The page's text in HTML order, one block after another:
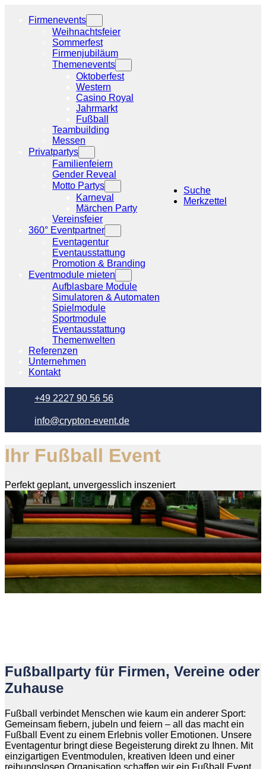
Firmenevents
Weihnachtsfeier
Sommerfest
Firmenjubiläum
Themenevents
Oktoberfest
Western
Casino Royal
Jahrmarkt
Fußball
Teambuilding
Messen
Privatpartys
Familienfeiern
Gender Reveal
Motto Partys
Karneval
Märchen Party
Vereinsfeier
360° Eventpartner
Eventagentur
Eventausstattung
Promotion & Branding
Eventmodule mieten
Aufblasbare Module
Simulatoren & Automaten
Spielmodule
Sportmodule
Eventausstattung
Themenwelten
Referenzen
Unternehmen
Kontakt
Suche
Merkzettel
+49 2227 90 56 56
info@crypton-event.de
Ihr Fußball Event
Perfekt geplant, unvergesslich inszeniert
Fußballparty für Firmen, Vereine oder
Zuhause
Fußball verbindet Menschen wie kaum ein anderer Sport:
Gemeinsam fiebern, jubeln und feiern – all das macht ein
Fußball Event zu einem Erlebnis voller Emotionen. Unsere
Eventagentur bringt diese Begeisterung direkt zu Ihnen. Mit
einzigartigen Eventmodulen, kreativen Ideen und einer